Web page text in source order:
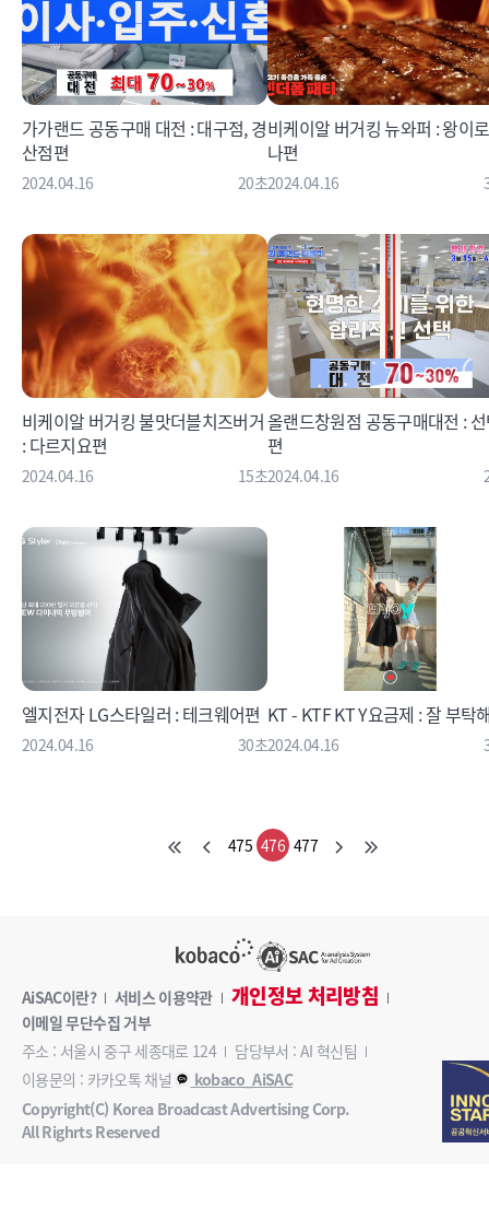
가가랜드 공동구매 대전 : 대구점, 경
산점편
2024.04.16 20초
비케이알 버거킹 뉴와퍼 : 왕이
나편
2024.04.16
비케이알 버거킹 불맛더블치즈버거
: 다르지요편
2024.04.16 15초
올랜드창원점 공동구매대전 :
편
2024.04.16
엘지전자 LG스타일러 : 테크웨어편
2024.04.16 30초
KT - KTF KT Y요금제 : 잘 부탁
2024.04.16
475 476 477
AiSAC이란? 서비스 이용약관 개인정보 처리방침
이메일 무단수집 거부
주소 : 서울시 중구 세종대로 124
담당부서 : AI 혁신팀
이용문의 : 카카오톡 채널
kobaco_AiSAC
Copyright(C) Korea Broadcast Advertising Corp.
All Righrts Reserved